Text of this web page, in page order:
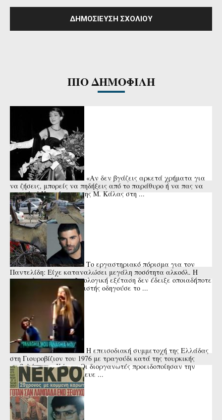
ΠΙΟ ΔΗΜΟΦΙΛΗ
«Αν δεν βγάζεις αρκετά χρήματα για
να ζήσεις, μπορείς να πηδήξεις από το παράθυρο ή να πας να
πνιγείς»! Η απάντηση της Μ. Κάλας στη ...
Το εργαστηριακό πόρισμα για τον
Παντελίδη: Είχε καταναλώσει μεγάλη ποσότητα αλκοόλ. Η
αιματολογική και τοξικολογική εξέταση δεν έδειξε οποιαδήποτε
άλλη ουσία. Ο τραγουδιστής οδηγούσε το ...
Η επεισοδιακή συμμετοχή της Ελλάδας
στη Γιουροβίζιον του 1976 με τραγούδι κατά της τουρκικής
εισβολής στην Κύπρο. Οι διοργανωτές προειδοποίησαν την
Μαρίζα Κωχ ότι κινδύνευε ...